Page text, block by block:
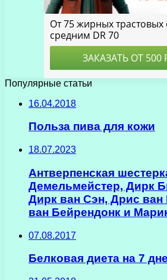
Популярные статьи
16.04.2018
Польза пива для кожи
18.07.2023
Антверпенская
Демельмейстер, Дирк
Дирк ван Сэн, Дрис ван
ван Бейрендонк и
07.08.2017
Белковая диета на 7